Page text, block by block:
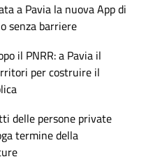
a Pavia la nuova App di
senza barriere
il PNRR: a Pavia il
per costruire il
delle persone private
termine della